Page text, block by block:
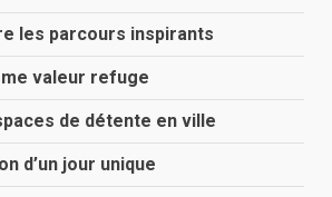
les parcours inspirants
valeur refuge
de détente en ville
d’un jour unique